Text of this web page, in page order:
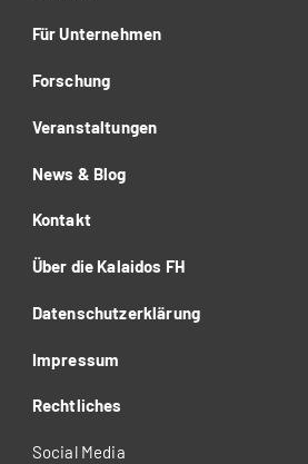
Für Unternehmen
Forschung
Veranstaltungen
News & Blog
Kontakt
Über die Kalaidos FH
Datenschutzerklärung
Impressum
Rechtliches
Social Media